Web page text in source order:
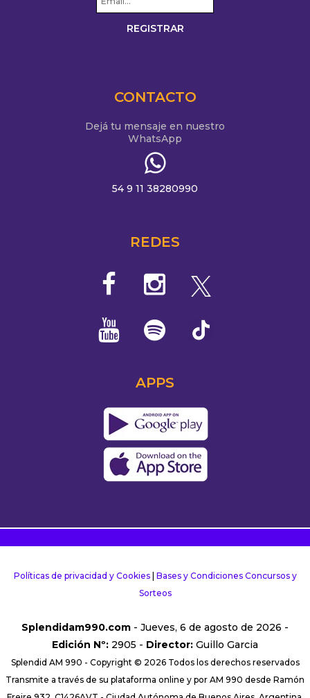
CONTACTO
Dejá tu mensaje en nuestro
WhatsApp
54 9 11 38280990
REDES
APPS
Políticas de privacidad y Cookies| Bases y Condiciones Concursos y
Sorteos
Splendidam990.com - Jueves, 6 de agosto de 2026 -
Edición Nº: 2905 - Director: Guillo Garcia
Splendid AM 990 - Copyright © 2026 Todos los derechos reservados
Transmite a través de su plataforma online y por AM 990 desde Ramón